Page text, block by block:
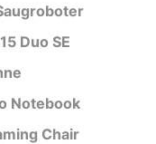
Duo SE
Notebook
Chair